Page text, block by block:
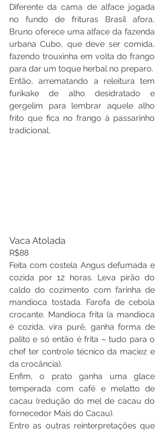
Diferente da cama de alface jogada
no fundo de frituras Brasil afora,
Bruno oferece uma alface da fazenda
urbana Cubo, que deve ser comida,
fazendo trouxinha em volta do frango
para dar um toque herbal no preparo.
Então, arrematando a releitura tem
furikake de alho desidratado e
gergelim para lembrar aquele alho
frito que fica no frango à passarinho
tradicional.
Vaca Atolada
R$88
Feita com costela Angus defumada e
cozida por 12 horas. Leva pirão do
caldo do cozimento com farinha de
mandioca tostada. Farofa de cebola
crocante. Mandioca frita (a mandioca
é cozida, vira purê, ganha forma de
palito e só então é frita – tudo para o
chef ter controle técnico da maciez e
da crocância).
Enfim, o prato ganha uma glace
temperada com café e melatto de
cacau (redução do mel de cacau do
fornecedor Mais do Cacau).
Entre as outras reinterpretações que